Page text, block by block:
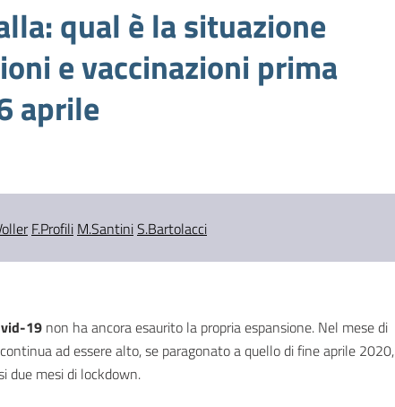
qual è la situazione
e vaccinazioni prima
aprile
F.Profili M.SantiniS.Bartolacci
19 non ha ancora esaurito la propria espansione. Nel mese di
ad essere alto, se paragonato a quello di fine aprile 2020,
due mesi di lockdown.